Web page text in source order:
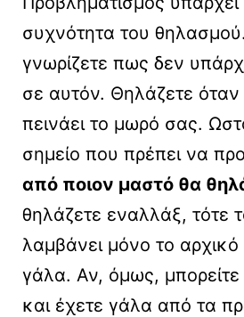
συχνότητα του
γνωρίζετε πως δεν
σε αυτόν. Θηλάζετε όταν
πεινάει το μωρό σας.
σημείο που πρέπει να
από ποιον μαστό θα
θηλάζετε εναλλάξ, τότε
λαμβάνει μόνο το
γάλα. Αν, όμως,
και έχετε γάλα από τα